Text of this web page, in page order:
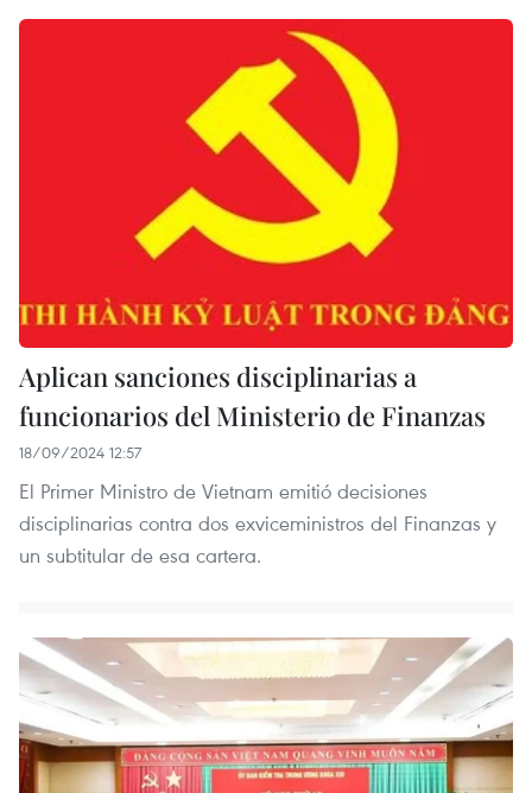
Aplican sanciones disciplinarias a
funcionarios del Ministerio de Finanzas
18/09/2024 12:57
El Primer Ministro de Vietnam emitió decisiones
disciplinarias contra dos exviceministros del Finanzas y
un subtitular de esa cartera.